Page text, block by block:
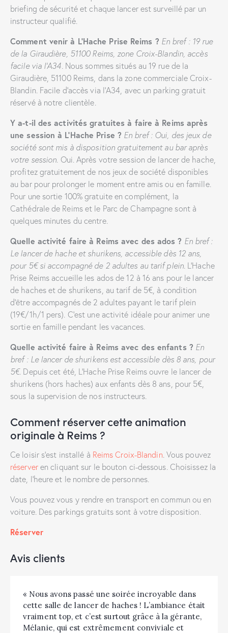
briefing de sécurité et chaque lancer est surveillé par un
instructeur qualifié.
Comment venir à L’Hache Prise Reims ? En bref : 19 rue
de la Giraudière, 51100 Reims, zone Croix-Blandin, accès
facile via l’A34.Nous sommes situés au 19 rue de la
Giraudière, 51100 Reims, dans la zone commerciale Croix-
Blandin. Facile d’accès via l’A34, avec un parking gratuit
réservé à notre clientèle.
Y a-t-il des activités gratuites à faire à Reims après
une session à L’Hache Prise ? En bref : Oui, des jeux de
société sont mis à disposition gratuitement au bar après
votre session. Oui. Après votre session de lancer de hache,
profitez gratuitement de nos jeux de société disponibles
au bar pour prolonger le moment entre amis ou en famille.
Pour une sortie 100% gratuite en complément, la
Cathédrale de Reims et le Parc de Champagne sont à
quelques minutes du centre.
Quelle activité faire à Reims avec des ados ? En bref :
Le lancer de hache et shurikens, accessible dès 12 ans,
pour 5€ si accompagné de 2 adultes au tarif plein. L’Hache
Prise Reims accueille les ados de 12 à 16 ans pour le lancer
de haches et de shurikens, au tarif de 5€, à condition
d’être accompagnés de 2 adultes payant le tarif plein
(19€/1h/1 pers). C’est une activité idéale pour animer une
sortie en famille pendant les vacances.
Quelle activité faire à Reims avec des enfants ? En
bref : Le lancer de shurikens est accessible dès 8 ans, pour
5€. Depuis cet été, L’Hache Prise Reims ouvre le lancer de
shurikens (hors haches) aux enfants dès 8 ans, pour 5€,
sous la supervision de nos instructeurs.
Comment réserver cette animation
originale à Reims ?
Ce loisir s’est installé à Reims Croix-Blandin. Vous pouvez
réserveren cliquant sur le bouton ci-dessous. Choisissez la
date, l’heure et le nombre de personnes.
Vous pouvez vous y rendre en transport en commun ou en
voiture. Des parkings gratuits sont à votre disposition.
Réserver
Avis clients
« Nous avons passé une soirée incroyable dans
cette salle de lancer de haches ! L’ambiance était
vraiment top, et c’est surtout grâce à la gérante,
Mélanie, qui est extrêmement conviviale et